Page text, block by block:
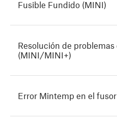
Fusible Fundido (MINI)
Resolución de
(MINI/MINI+)
Error Mintemp en el